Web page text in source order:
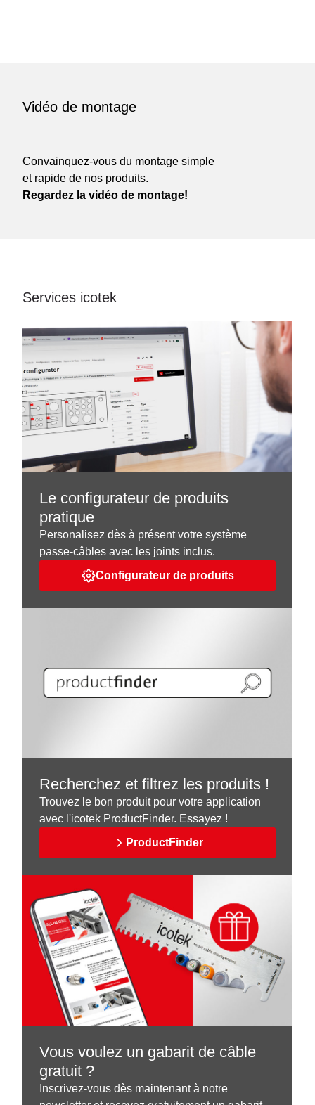
Vidéo de montage
Convainquez-vous du montage simple
et rapide de nos produits.
Regardez la vidéo de montage!
Services icotek
Le configurateur de produits
pratique
Personalisez dès à présent votre système
passe-câbles avec les joints inclus.
Configurateur de produits
Recherchez et filtrez les produits !
Trouvez le bon produit pour votre application
avec l'icotek ProductFinder. Essayez !
ProductFinder
Vous voulez un gabarit de câble
gratuit ?
Inscrivez-vous dès maintenant à notre